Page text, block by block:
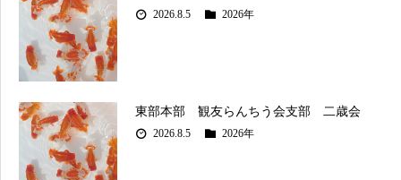
2026.8.5 2026年
東部本部 観友らんちう会支部 二歳会
2026.8.5 2026年